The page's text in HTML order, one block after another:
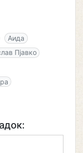
Аида
Пјавко